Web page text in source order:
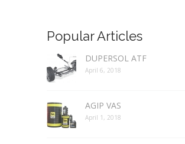
Popular Articles
DUPERSOL ATF
April 6, 2018
AGIP VAS
April 1, 2018